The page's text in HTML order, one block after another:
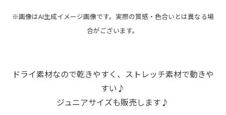
※画像はAI生成イメージ画像です。実際の質感・色合いとは異なる場
合がございます。
ドライ素材なので乾きやすく、ストレッチ素材で動きや
すい♪
ジュニアサイズも販売します♪